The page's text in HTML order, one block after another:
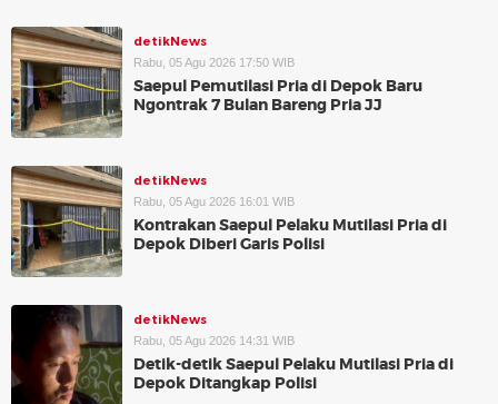
detikNews
Rabu, 05 Agu 2026 17:50 WIB
Saepul Pemutilasi Pria di Depok Baru
Ngontrak 7 Bulan Bareng Pria JJ
detikNews
Rabu, 05 Agu 2026 16:01 WIB
Kontrakan Saepul Pelaku Mutilasi Pria di
Depok Diberi Garis Polisi
detikNews
Rabu, 05 Agu 2026 14:31 WIB
Detik-detik Saepul Pelaku Mutilasi Pria di
Depok Ditangkap Polisi